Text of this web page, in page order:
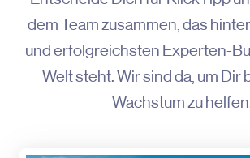
dem Team zusammen, das
und erfolgreichsten Experten-
Welt steht. Wir sind da, um Dir
Wachstum zu